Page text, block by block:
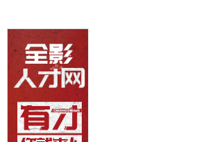
首页
资讯
招聘求职
自助建站
全影请柬
全影微影像